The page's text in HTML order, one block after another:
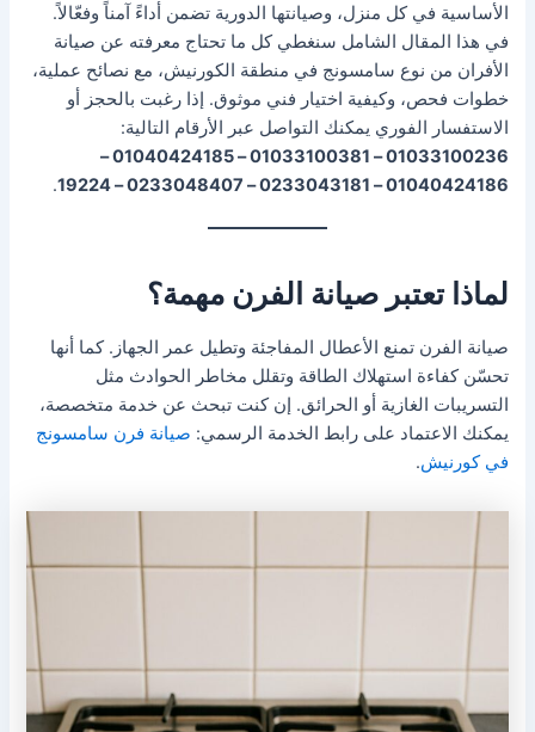
الأساسية في كل منزل، وصيانتها الدورية تضمن أداءً آمناً وفعّالاً.
في هذا المقال الشامل سنغطي كل ما تحتاج معرفته عن صيانة
الأفران من نوع سامسونج في منطقة الكورنيش، مع نصائح عملية،
خطوات فحص، وكيفية اختيار فني موثوق. إذا رغبت بالحجز أو
الاستفسار الفوري يمكنك التواصل عبر الأرقام التالية:
01033100236 – 01033100381 – 01040424185 –
01040424186 – 0233043181 – 0233048407 – 19224
.
لماذا تعتبر صيانة الفرن مهمة؟
صيانة الفرن تمنع الأعطال المفاجئة وتطيل عمر الجهاز. كما أنها
تحسّن كفاءة استهلاك الطاقة وتقلل مخاطر الحوادث مثل
التسريبات الغازية أو الحرائق. إن كنت تبحث عن خدمة متخصصة،
يمكنك الاعتماد على رابط الخدمة الرسمي: صيانة فرن سامسونج
في كورنيش.